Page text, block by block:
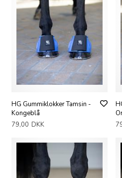
HG Gummiklokker Tamsin -
Kongeblå
79,00 DKK